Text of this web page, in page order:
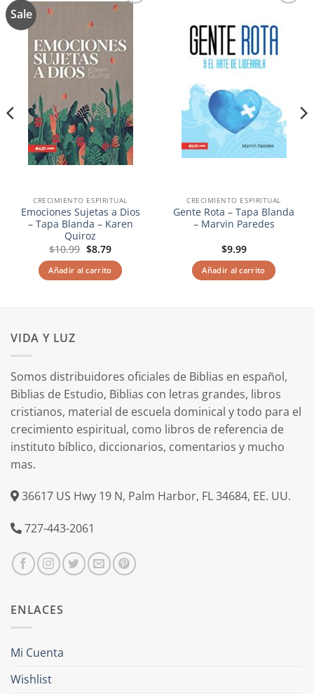
Sale
Añadir
deseos
CRECIMIENTO ESPIRITUAL
Emociones Sujetas a Dios
– Tapa Blanda – Karen
Quiroz
$10.99 El
precio
original
era:
$10.99.
$8.79El
actual
es:
$8.79.
Añadir al carrito
a la
lista de
deseos
CRECIMIENTO ESPIRITUAL
Gente Rota – Tapa Blanda
– Marvin Paredes
$9.99
Añadir al carrito
VIDA Y LUZ
Somos distribuidores oficiales de Biblias en español,
Biblias de Estudio, Biblias con letras grandes, libros
cristianos, material de escuela dominical y todo para el
crecimiento espiritual, como libros de referencia de
instituto bíblico, diccionarios, comentarios y mucho
mas.
36617 US Hwy 19 N, Palm Harbor, FL 34684, EE. UU.
727-443-2061
ENLACES
Mi Cuenta
Wishlist